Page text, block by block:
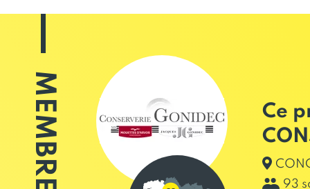
MEMBRE
Ce
93